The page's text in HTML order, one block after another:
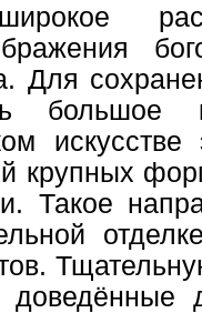
Для
большое
крупных
Такое